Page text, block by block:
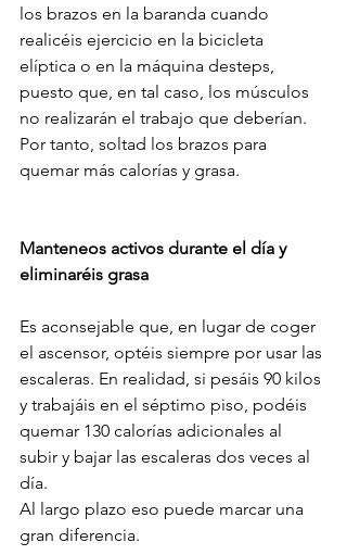
los brazos en la baranda cuando
realicéis ejercicio en la bicicleta
elíptica o en la máquina desteps,
puesto que, en tal caso, los músculos
no realizarán el trabajo que deberían.
Por tanto, soltad los brazos para
quemar más calorías y grasa.
Manteneos activos durante el día y
eliminaréis grasa
Es aconsejable que, en lugar de coger
el ascensor, optéis siempre por usar las
escaleras. En realidad, si pesáis 90 kilos
y trabajáis en el séptimo piso, podéis
quemar 130 calorías adicionales al
subir y bajar las escaleras dos veces al
día.
Al largo plazo eso puede marcar una
gran diferencia.